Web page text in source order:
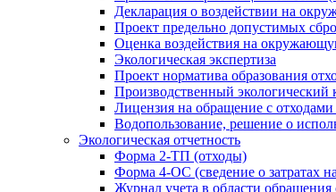
Декларация о воздействии на
Проект предельно допустимых
Оценка воздействия на
Экологическая экспертиза
Проект норматива образования
Производственный экологический
Лицензия на обращение с отходами
Водопользование, решение о
Экологическая отчетность
Форма 2-ТП (отходы)
Форма 4-ОС (сведение о затратах
Журнал учета в области обращения